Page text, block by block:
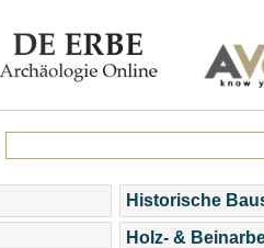
Historische
Holz- &